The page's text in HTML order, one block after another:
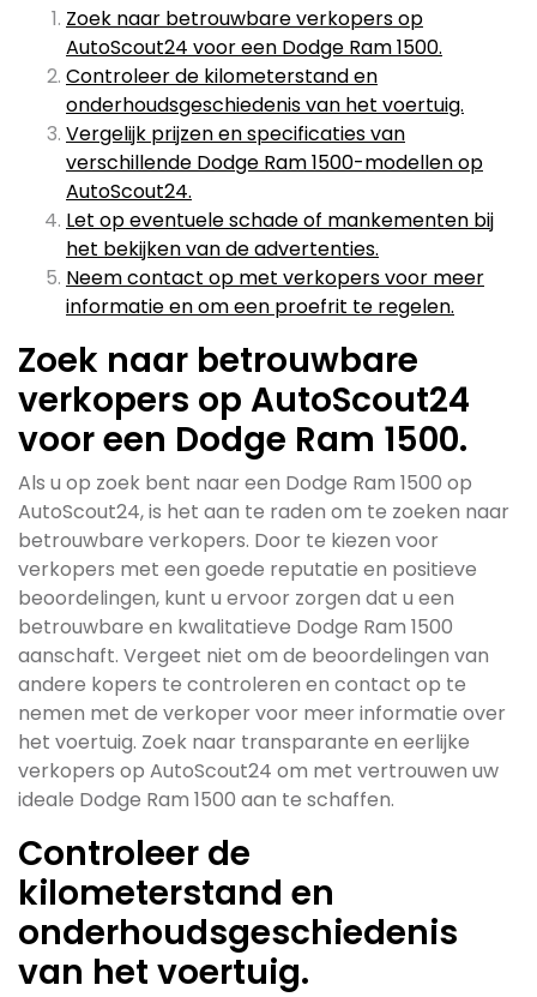
Zoek naar betrouwbare verkopers op
AutoScout24 voor een Dodge Ram 1500.
Controleer de kilometerstand en
onderhoudsgeschiedenis van het voertuig.
Vergelijk prijzen en specificaties van
verschillende Dodge Ram 1500-modellen op
AutoScout24.
Let op eventuele schade of mankementen bij
het bekijken van de advertenties.
Neem contact op met verkopers voor meer
informatie en om een proefrit te regelen.
Zoek naar betrouwbare
verkopers op AutoScout24
voor een Dodge Ram 1500.
Als u op zoek bent naar een Dodge Ram 1500 op
AutoScout24, is het aan te raden om te zoeken naar
betrouwbare verkopers. Door te kiezen voor
verkopers met een goede reputatie en positieve
beoordelingen, kunt u ervoor zorgen dat u een
betrouwbare en kwalitatieve Dodge Ram 1500
aanschaft. Vergeet niet om de beoordelingen van
andere kopers te controleren en contact op te
nemen met de verkoper voor meer informatie over
het voertuig. Zoek naar transparante en eerlijke
verkopers op AutoScout24 om met vertrouwen uw
ideale Dodge Ram 1500 aan te schaffen.
Controleer de
kilometerstand en
onderhoudsgeschiedenis
van het voertuig.